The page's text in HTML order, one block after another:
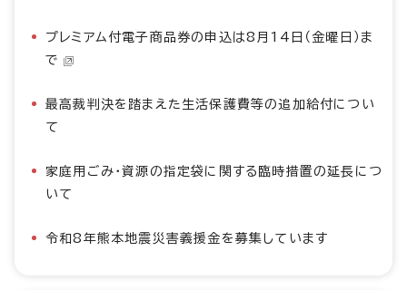
プレミアム付電子商品券の申込は8月14日（金曜日）ま
で
最高裁判決を踏まえた生活保護費等の追加給付につい
て
家庭用ごみ・資源の指定袋に関する臨時措置の延長につ
いて
令和8年熊本地震災害義援金を募集しています